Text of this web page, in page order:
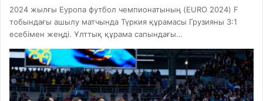
2024 жылғы Еуропа футбол чемпионатының (EURO 2024) F
тобындағы ашылу матчында Түркия құрамасы Грузияны 3:1
есебімен жеңді. Ұлттық құрама сапындағы…